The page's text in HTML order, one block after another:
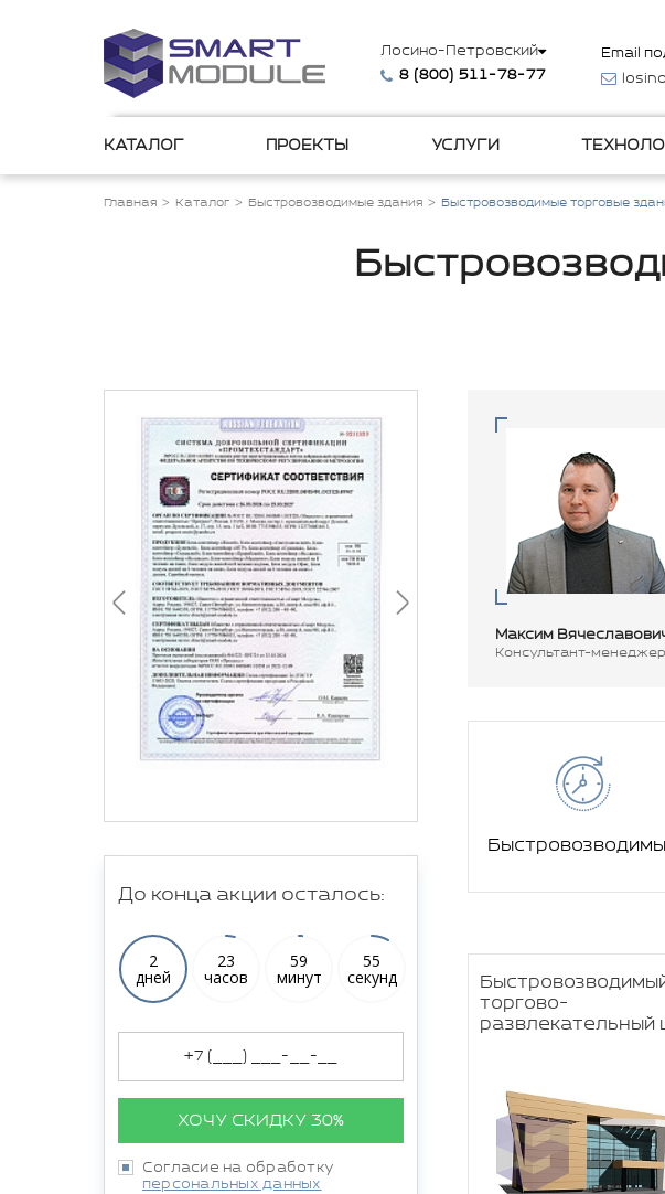
Лосино-Петровский
8 (800) 511-78-77
Email
КАТАЛОГ ПРОЕКТЫ УСЛУГИ
Главная Каталог Быстровозводимые здания Быстровозводимые торговые
До конца акции осталось:
2
дней
23
часов
59
минут
55
секунд
ХОЧУ СКИДКУ 30%
Согласие на обработку
персональных данных
Максим
Консультант-менеджер
торгово-
развлекательный